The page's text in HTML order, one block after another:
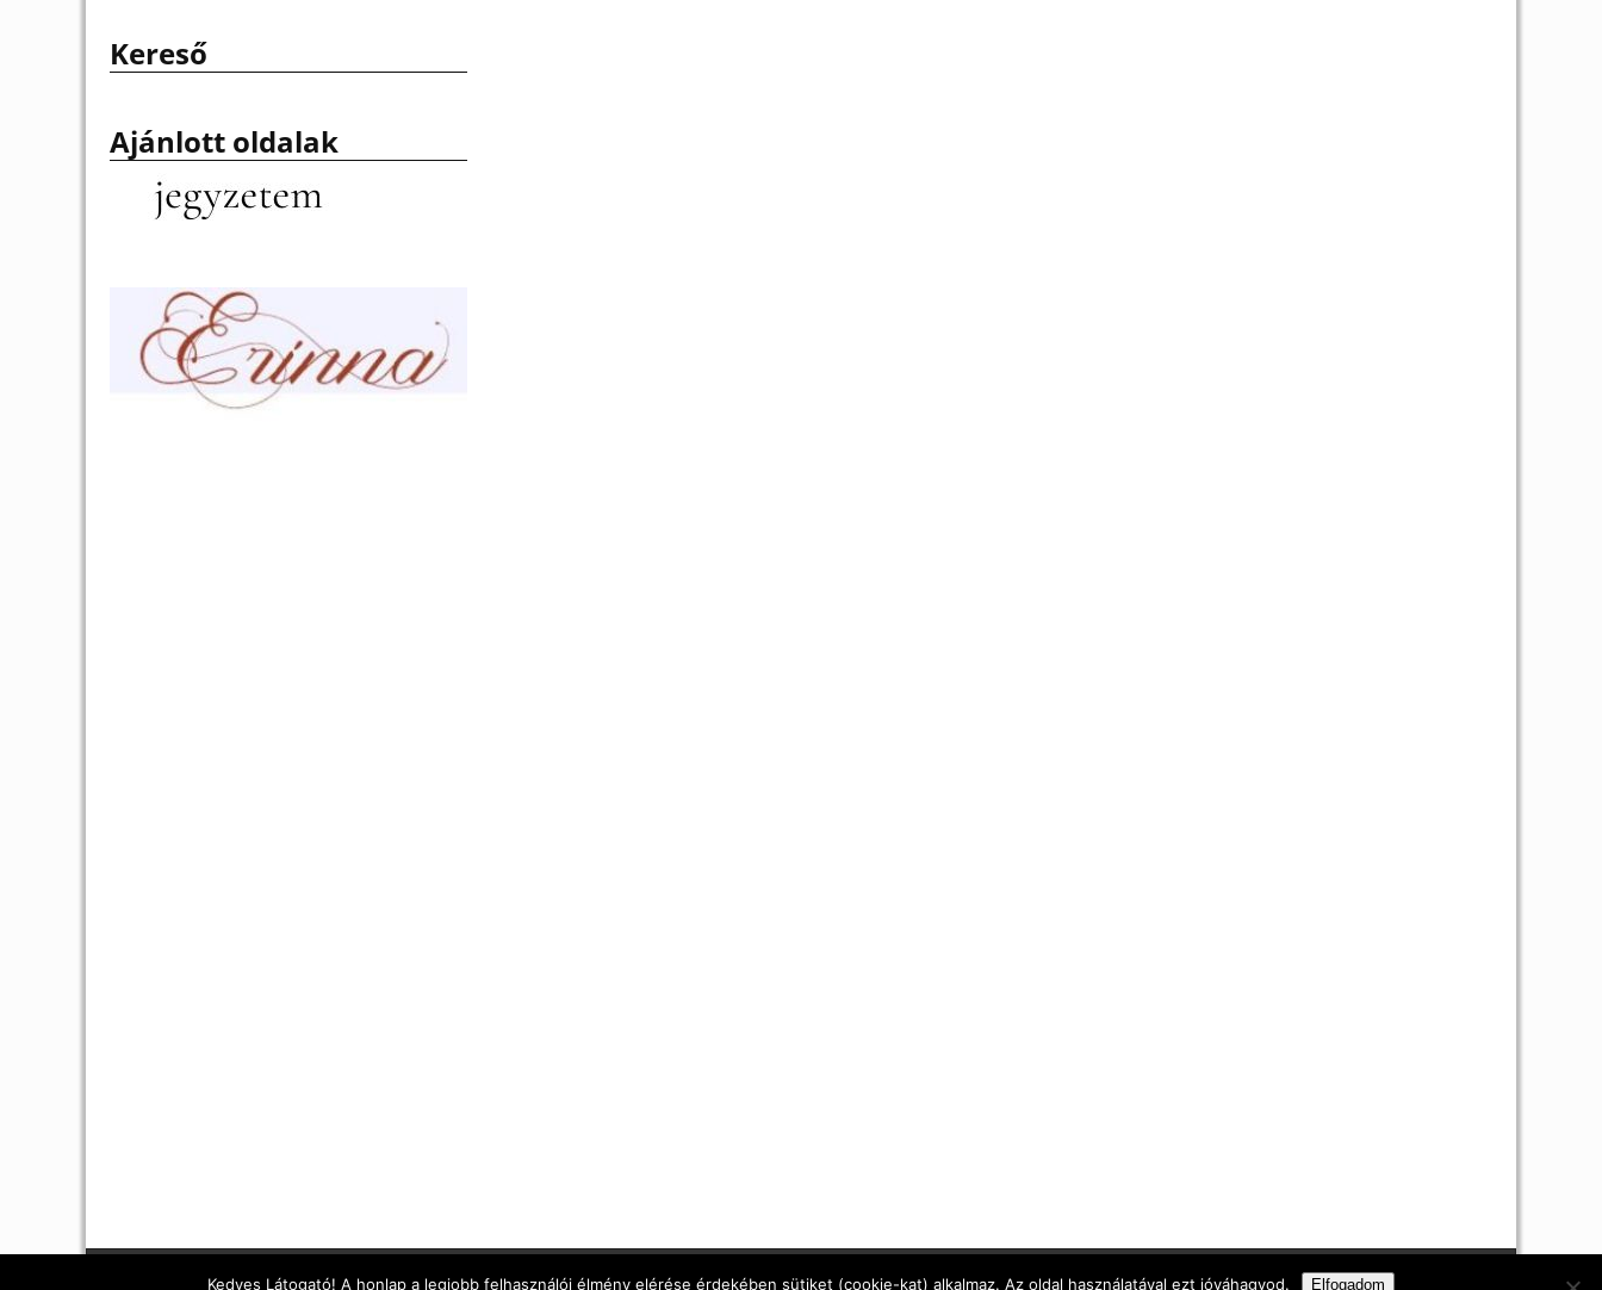
Kereső
Ajánlott oldalak
Adatkezelési Tájékoztató Cookie Tájékoztató Jogi nyilatkozat
Kedves Látogató! A honlap a legjobb felhasználói élmény elérése érdekében sütiket (cookie-kat) alkalmaz. Az oldal használatával ezt jóváhagyod. Elfogadom